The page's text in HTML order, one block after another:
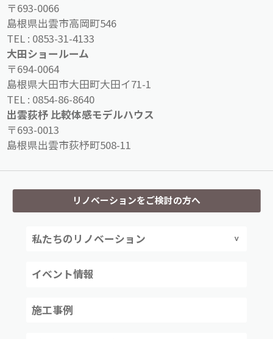
〒693-0066
島根県出雲市高岡町546
TEL : 0853-31-4133
大田ショールーム
〒694-0064
島根県大田市大田町大田イ71-1
TEL : 0854-86-8640
出雲荻杼 比較体感モデルハウス
〒693-0013
島根県出雲市荻杼町508-11
リノベーションをご検討の方へ
私たちのリノベーション
イベント情報
施工事例